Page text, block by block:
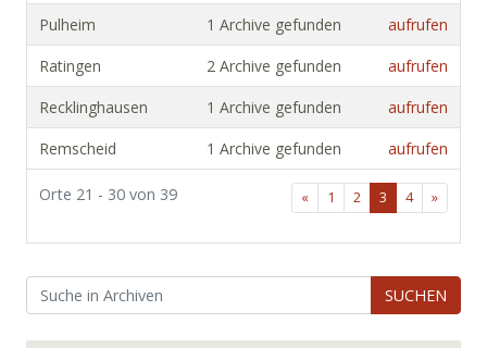
Pulheim
1 Archive gefunden
aufrufen
Ratingen
2 Archive gefunden
aufrufen
Recklinghausen
1 Archive gefunden
aufrufen
Remscheid
1 Archive gefunden aufrufen
Orte 21 - 30 von 39 « 1 2 3 4 »
SUCHEN